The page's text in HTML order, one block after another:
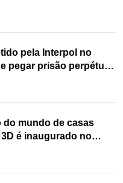
pela Interpol no
pegar prisão perpétua
do mundo de casas
é inaugurado no